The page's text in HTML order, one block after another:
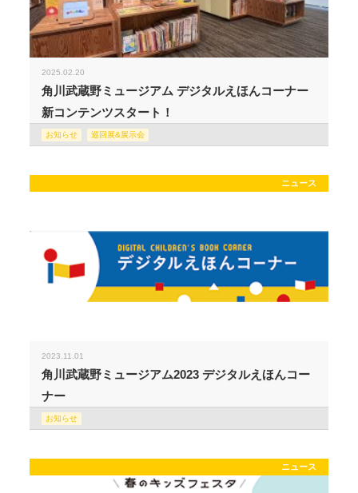
2025.02.20
角川武蔵野ミュージアム デジタルえほんコーナー
新コンテンツスタート！
お知らせ 巡回展&展示会
ニュース
2023.11.01
角川武蔵野ミュージアム2023 デジタルえほんコー
ナー
お知らせ
ニュース